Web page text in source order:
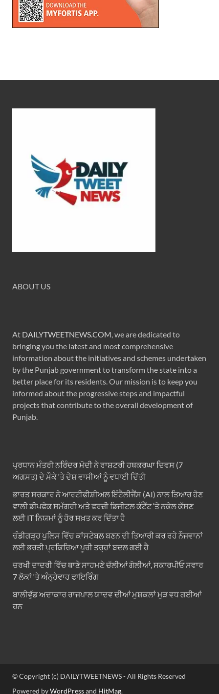
ABOUT US
At DAILYTWEETNEWS.COM, we are dedicated to
bringing you the latest and most comprehensive
information about the initiatives and schemes undertaken
by the Punjab government to transform the state into a
better place for its residents. Our mission is to keep you
informed about the progressive steps and impactful
projects that contribute to the overall development of
Punjab.
ਪ੍ਰਧਾਨ ਮੰਤਰੀ ਨਰਿੰਦਰ ਮੋਦੀ ਨੇ ਰਾਸ਼ਟਰੀ ਹਥਕਰਘਾ ਦਿਵਸ (7
ਅਗਸਤ) ਦੇ ਮੌਕੇ ‘ਤੇ ਦੇਸ਼ ਵਾਸੀਆਂ ਨੂੰ ਵਧਾਈ ਦਿੱਤੀ
ਭਾਰਤ ਸਰਕਾਰ ਨੇ ਆਰਟੀਫੀਸ਼ੀਅਲ ਇੰਟੈਲੀਜੈਂਸ (AI) ਨਾਲ ਤਿਆਰ ਹੋਣ
ਵਾਲੀ ਡੀਪਫੇਕ ਸਮੱਗਰੀ ਅਤੇ ਫਰਜ਼ੀ ਡਿਜੀਟਲ ਕੰਟੈਂਟ ‘ਤੇ ਨਕੇਲ ਕੱਸਣ
ਲਈ IT ਨਿਯਮਾਂ ਨੂੰ ਹੋਰ ਸਖ਼ਤ ਕਰ ਦਿੱਤਾ ਹੈ
ਚੰਡੀਗੜ੍ਹ ਪੁਲਿਸ ਵਿੱਚ ਕਾਂਸਟੇਬਲ ਬਣਨ ਦੀ ਤਿਆਰੀ ਕਰ ਰਹੇ ਨੌਜਵਾਨਾਂ
ਲਈ ਭਰਤੀ ਪ੍ਰਕਿਰਿਆ ਪੂਰੀ ਤਰ੍ਹਾਂ ਬਦਲ ਗਈ ਹੈ
ਚਰਖੀ ਦਾਦਰੀ ਵਿੱਚ ਥਾਣੇ ਸਾਹਮਣੇ ਚੱਲੀਆਂ ਗੋਲੀਆਂ, ਸਕਾਰਪੀਓ ਸਵਾਰ
7 ਲੋਕਾਂ ‘ਤੇ ਅੰਨ੍ਹੇਵਾਹ ਫਾਇਰਿੰਗ
ਬਾਲੀਵੁੱਡ ਅਦਾਕਾਰ ਰਾਜਪਾਲ ਯਾਦਵ ਦੀਆਂ ਮੁਸ਼ਕਲਾਂ ਮੁੜ ਵਧ ਗਈਆਂ
ਹਨ
© Copyright (c) DAILYTWEETNEWS - All Rights Reserved
Powered byWordPressand HitMag.